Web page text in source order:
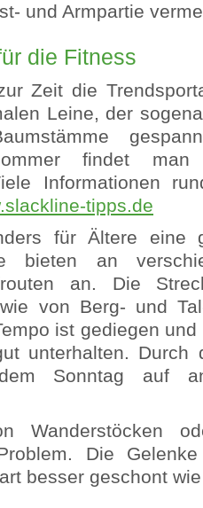
und Armpartie
die Fitness
Zeit die
Leine, der
findet
Informationen
tipps.de
für Ältere eine
bieten an
an. Die
von Berg- und
ist gediegen
unterhalten. Durch
Sonntag auf
Wanderstöcken
Die
besser geschont